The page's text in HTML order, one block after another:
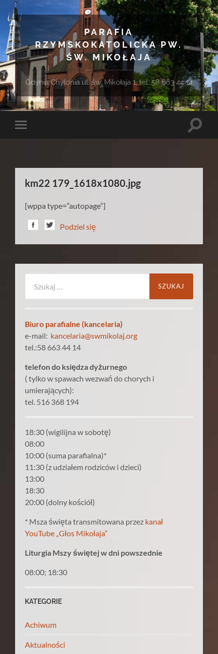
PARAFIA
RZYMSKOKATOLICKA PW.
ŚW. MIKOŁAJA
Gdynia Chylonia ul. św. Mikołaja 1, tel. 58 663 44 14
Toggle
Toggle
km22 179_1618x1080.jpg
[wppa type=”autopage”]
Podziel się
Biuro parafialne (kancelaria)
e-mail: kancelaria@swmikolaj.org
tel.:58 663 44 14
telefon do księdza dyżurnego
( tylko w spawach wezwań do chorych i
umierających):
tel. 516 368 194
18:30 (wigilijna w sobotę)
08:00
10:00 (suma parafialna)*
11:30 (z udziałem rodziców i dzieci)
13:00
18:30
20:00 (dolny kościół)
* Msza święta transmitowana przez kanał
YouTube „Głos Mikołaja”
Liturgia Mszy świętej w dni powszednie
08:00; 18:30
KATEGORIE
Achiwum
Aktualności